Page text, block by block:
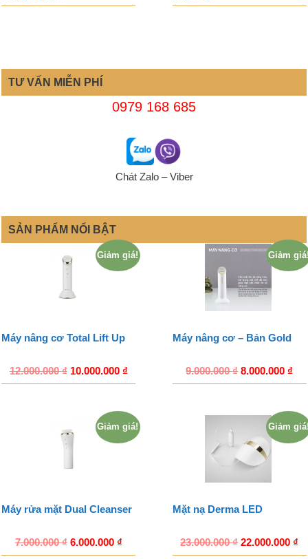
TƯ VẤN MIỄN PHÍ
0979 168 685
Chát Zalo – Viber
SẢN PHẨM NỔI BẬT
Giảm giá!
Máy nâng cơ Total Lift Up
12.000.000₫ 10.000.000 ₫
Giảm
Máy nâng cơ – Bản Gold
9.000.000₫ 8.000.000 ₫
Giảm giá!
Máy rửa mặt Dual Cleanser
7.000.000₫ 6.000.000 ₫
Giảm
Mặt nạ Derma LED
23.000.000₫ 22.000.000 ₫